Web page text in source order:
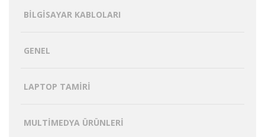
BILGISAYAR KABLOLARI
GENEL
LAPTOP TAMIRI
MULTIMEDYA ÜRÜNLERI